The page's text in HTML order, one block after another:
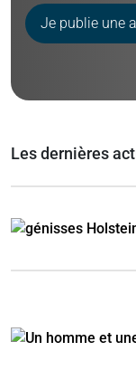
Je publie une
Les dernières